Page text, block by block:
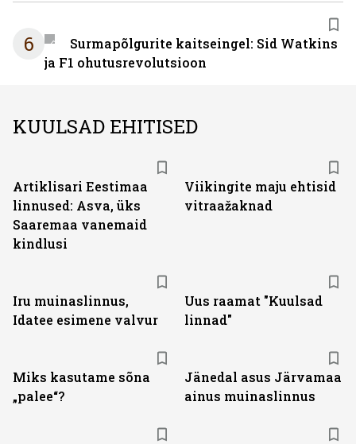
6
Surmapõlgurite kaitseingel: Sid Watkins
ja F1 ohutusrevolutsioon
KUULSAD EHITISED
Artiklisari Eestimaa
linnused: Asva, üks
Saaremaa vanemaid
kindlusi
Viikingite maju ehtisid
vitraažaknad
Iru muinaslinnus,
Idatee esimene valvur
Uus raamat "Kuulsad
linnad"
Miks kasutame sõna
„palee“?
Jänedal asus Järvamaa
ainus muinaslinnus